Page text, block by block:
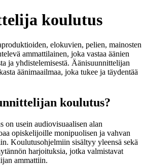
koulutus
elokuvien, pelien, mainosten
ammattilainen, joka vastaa äänien
ja yhdistelemisestä. Äänisuunnittelijan
äänimaailmaa, joka tukee ja täydentää
koulutus?
on usein audiovisuaalisen alan
opiskelijoille monipuolisen ja vahvan
Koulutusohjelmiin sisältyy yleensä sekä
harjoituksia, jotka valmistavat
ammattiin.